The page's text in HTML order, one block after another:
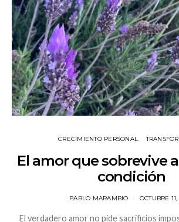
CRECIMIENTO PERSONAL
El amor que sobrevive
condición
PABLO MARAMBIO OCTUBRE
El verdadero amor no pide sacrificios